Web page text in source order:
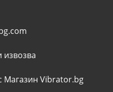
извозва
Магазин Vibrator.bg